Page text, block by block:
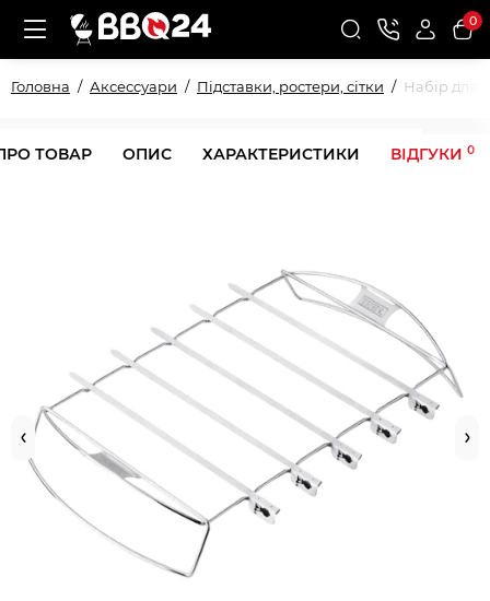
0
Головна Аксессуари Підставки, ростери, сітки Набір для
ТОВАР ОПИС ХАРАКТЕРИСТИКИ ВІДГУКИ 0